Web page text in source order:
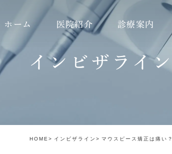
ホーム 医院紹介
だわり
診療案内
療
療
ダイレクトボンディング
インビザライン
HOME インビザライン マウスピース矯正は痛い？